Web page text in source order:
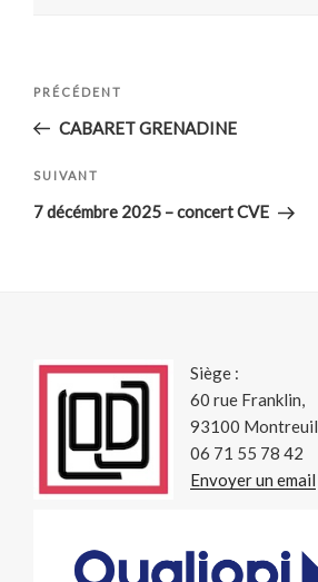
Navigation
l’article
Article
précédent
PRÉCÉDENT
CABARET GRENADINE
Article
suivant
SUIVANT
7 décémbre 2025 – concert CVE
Siège :
60 rue Franklin,
93100 Montreuil
06 71 55 78 42
Envoyer un email